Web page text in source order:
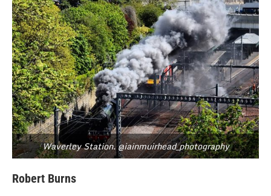
Waverley Station. @iainmuirhead_photography
Robert Burns